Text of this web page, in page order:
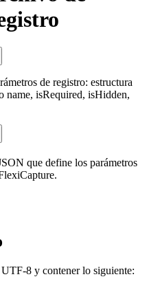
de registro: estructura
name, isRequired, isHidden,
que define los parámetros
8 y contener lo siguiente: